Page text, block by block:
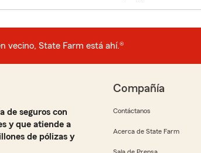
vecino, State Farm está ahí.®
de seguros con
y que atiende a
de pólizas y
Compañía
Contáctanos
Acerca de State Farm